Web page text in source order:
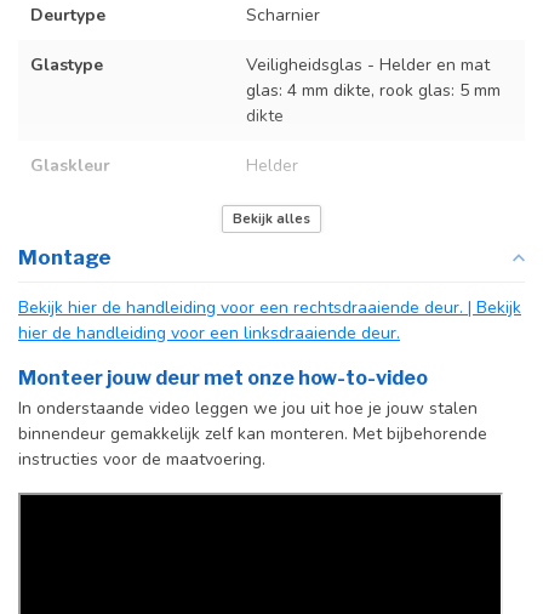
Deurtype Scharnier
Glastype
Veiligheidsglas - Helder en mat
glas: 4 mm dikte, rook glas: 5 mm
dikte
Glaskleur Helder
Op maat gemaakt
Kozijnmaat
producttekst boven dit
specificatievak.
Incl. deurgreep Standaard Deurgreep Binnendeur
Afdekkap
vloerscharnier
(uitsluitend
Incl. zwart kapje
Bekijk alles
Montage
Bekijk hier de handleiding voor een rechtsdraaiende deur. | Bekijk
hier de handleiding voor een linksdraaiende deur.
Monteer jouw deur met onze how-to-video
In onderstaande video leggen we jou uit hoe je jouw stalen
binnendeur gemakkelijk zelf kan monteren. Met bijbehorende
instructies voor de maatvoering.